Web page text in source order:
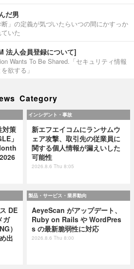
だ男
」の定義が気づいたらいつの間にかすっか
いた
法人会員登録について]
Wants To Be Shared.「セキュリティ情報
欲する」
Category
対策
」
インシデント・事故
新エフエイコムにランサムウ
ェア攻撃、取引先の従業員に
関する個人情報が漏えいした
可能性
2026.8.6 Thu 8:05
DE
ガ
）
出
製品・サービス・業界動向
AeyeScan がアップデート、
Ruby on Rails や WordPres
s の最新脆弱性に対応
2026.8.6 Thu 8:00